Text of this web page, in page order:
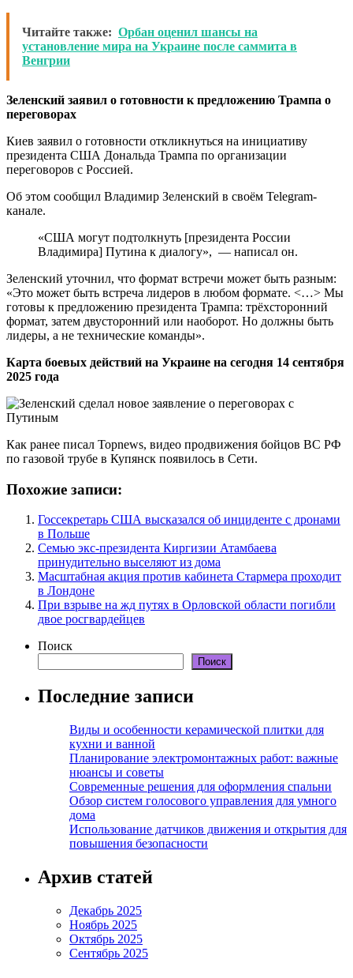
Читайте также: Орбан оценил шансы на
установление мира на Украине после саммита в
Венгрии
Зеленский заявил о готовности к предложению Трампа о
переговорах
Киев заявил о готовности откликнуться на инициативу
президента США Дональда Трампа по организации
переговоров с Россией.
Об этом сообщил Владимир Зеленский в своём Telegram-
канале.
«США могут подтолкнуть [президента России
Владимира] Путина к диалогу», — написал он.
Зеленский уточнил, что формат встречи может быть разным:
«Это может быть встреча лидеров в любом формате. <…> Мы
готовы к предложению президента Трампа: трёхсторонний
формат, затем двусторонний или наоборот. Но должны быть
лидеры, а не технические команды».
Карта боевых действий на Украине на сегодня 14 сентября
2025 года
Как ранее писал Topnews, видео продвижения бойцов ВС РФ
по газовой трубе в Купянск появилось в Сети.
Похожие записи:
Госсекретарь США высказался об инциденте с дронами
в Польше
Семью экс-президента Киргизии Атамбаева
принудительно выселяют из дома
Масштабная акция против кабинета Стармера проходит
в Лондоне
При взрыве на жд путях в Орловской области погибли
двое росгвардейцев
Поиск
Поиск
Последние записи
Виды и особенности керамической плитки для
кухни и ванной
Планирование электромонтажных работ: важные
нюансы и советы
Современные решения для оформления спальни
Обзор систем голосового управления для умного
дома
Использование датчиков движения и открытия для
повышения безопасности
Архив статей
Декабрь 2025
Ноябрь 2025
Октябрь 2025
Сентябрь 2025